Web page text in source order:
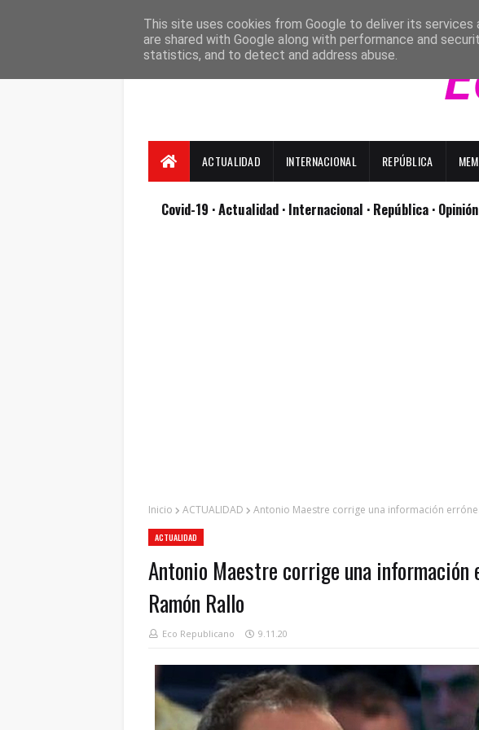
ACTUALIDAD INTERNACIONAL REPÚBLICA
Covid-19 · Actualidad · Internacional · República · Opinión
Inicio ACTUALIDAD Antonio Maestre corrige una información
ACTUALIDAD
Antonio Maestre corrige una información
Ramón Rallo
Eco Republicano 9.11.20
This site uses cookies from Google to deliver its
are shared with Google along with performance and
statistics, and to detect and address abuse.